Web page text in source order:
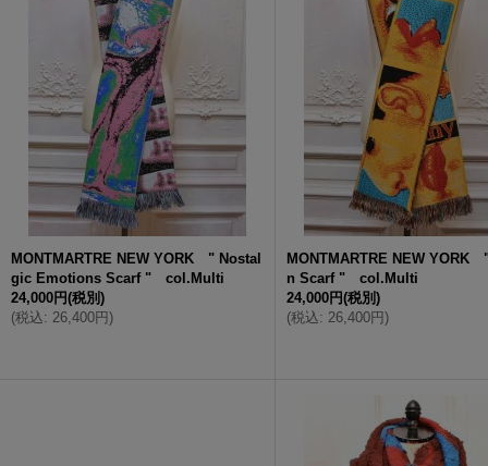
MONTMARTRE NEW YORK " Nostal
gic Emotions Scarf " col.Multi
24,000円(税別)
(税込: 26,400円)
MONTMARTRE NEW YORK
n Scarf " col.Multi
24,000円(税別)
(税込: 26,400円)